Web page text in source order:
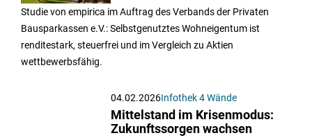
Studie von empirica im Auftrag des Verbands der Privaten
Bausparkassen e.V.: Selbstgenutztes Wohneigentum ist
renditestark, steuerfrei und im Vergleich zu Aktien
wettbewerbsfähig.
04.02.2026Infothek 4 Wände
Mittelstand im Krisenmodus:
Zukunftssorgen wachsen